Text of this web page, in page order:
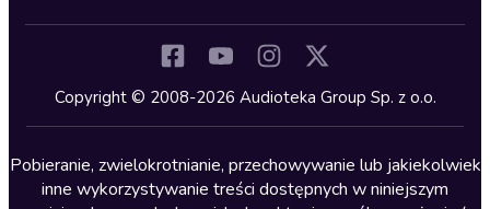
Kryminały
Lektury szkolne
Literatura anglojęzyczna
Literatura faktu
Copyright © 2008-2026 Audioteka Group Sp. z o.o.
Pobieranie, zwielokrotnianie, przechowywanie lub jakiekolwiek
inne wykorzystywanie treści dostępnych w niniejszym